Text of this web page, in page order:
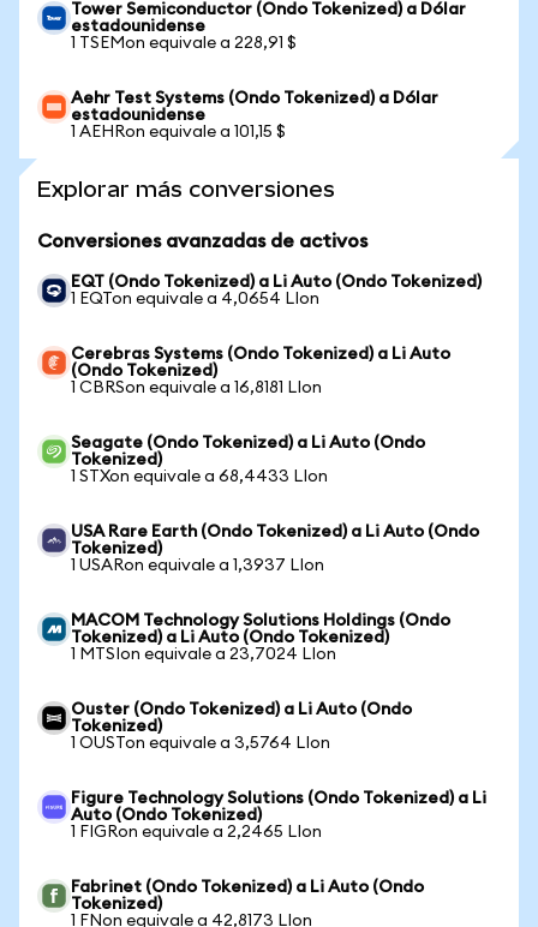
Tower Semiconductor (Ondo Tokenized) a Dólar
estadounidense
1 TSEMon equivale a 228,91 $
Aehr Test Systems (Ondo Tokenized) a Dólar
estadounidense
1 AEHRon equivale a 101,15 $
Explorar más conversiones
Conversiones avanzadas de activos
EQT (Ondo Tokenized) a Li Auto (Ondo Tokenized)
1 EQTon equivale a 4,0654 LIon
Cerebras Systems (Ondo Tokenized) a Li Auto
(Ondo Tokenized)
1 CBRSon equivale a 16,8181 LIon
Seagate (Ondo Tokenized) a Li Auto (Ondo
Tokenized)
1 STXon equivale a 68,4433 LIon
USA Rare Earth (Ondo Tokenized) a Li Auto (Ondo
Tokenized)
1 USARon equivale a 1,3937 LIon
MACOM Technology Solutions Holdings (Ondo
Tokenized) a Li Auto (Ondo Tokenized)
1 MTSIon equivale a 23,7024 LIon
Ouster (Ondo Tokenized) a Li Auto (Ondo
Tokenized)
1 OUSTon equivale a 3,5764 LIon
Figure Technology Solutions (Ondo Tokenized) a Li
Auto (Ondo Tokenized)
1 FIGRon equivale a 2,2465 LIon
Fabrinet (Ondo Tokenized) a Li Auto (Ondo
Tokenized)
1 FNon equivale a 42,8173 LIon